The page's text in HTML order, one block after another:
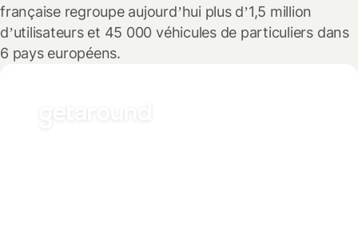
française regroupe aujourd’hui plus d’1,5 million
d’utilisateurs et 45 000 véhicules de particuliers dans
6 pays européens.